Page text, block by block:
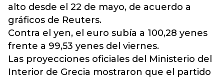
alto desde el 22 de mayo, de acuerdo a
gráficos de Reuters.
Contra el yen, el euro subía a 100,28 yenes
frente a 99,53 yenes del viernes.
Las proyecciones oficiales del Ministerio del
Interior de Grecia mostraron que el partido